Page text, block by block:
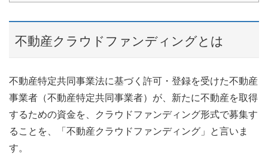
不動産クラウドファンディングとは
不動産特定共同事業法に基づく許可・登録を受けた不動産
事業者（不動産特定共同事業者）が、新たに不動産を取得
するための資金を、クラウドファンディング形式で募集す
ることを、「不動産クラウドファンディング」と言いま
す。